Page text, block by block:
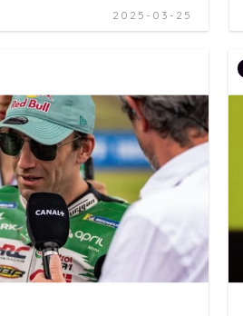
2025-03-25